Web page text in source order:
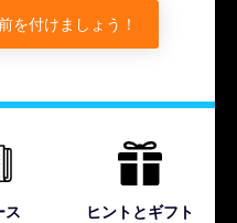
を付けましょう！
ス ヒントとギフト